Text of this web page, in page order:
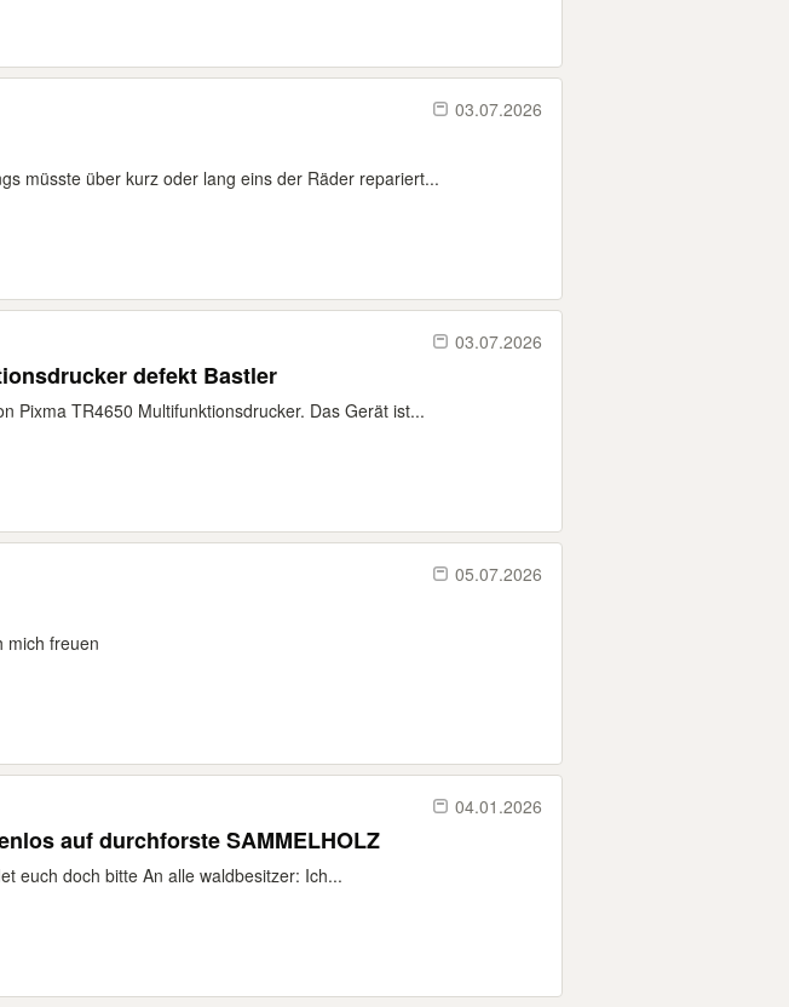
03.07.2026
müsste über kurz oder lang eins der Räder repariert...
03.07.2026
defekt Bastler
Pixma TR4650 Multifunktionsdrucker. Das Gerät ist...
05.07.2026
mich freuen
04.01.2026
auf durchforste SAMMELHOLZ
euch doch bitte An alle waldbesitzer: Ich...